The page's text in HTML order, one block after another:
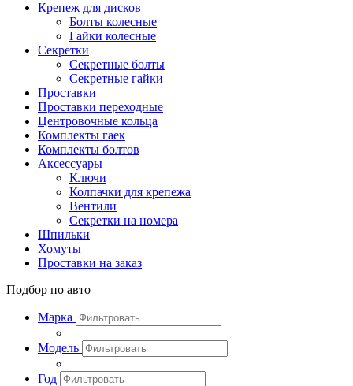
Крепеж для дисков
Болты колесные
Гайки колесные
Секретки
Секретные болты
Секретные гайки
Проставки
Проставки переходные
Центровочные кольца
Комплекты гаек
Комплекты болтов
Аксессуары
Ключи
Колпачки для крепежа
Вентили
Секретки на номера
Шпильки
Хомуты
Проставки на заказ
Подбор по авто
Марка
Модель
Год